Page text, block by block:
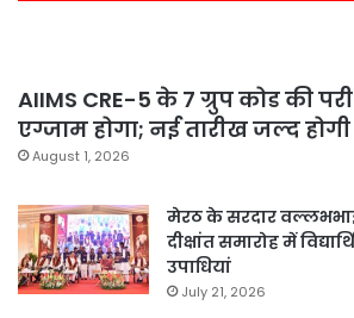
AIIMS CRE-5 के 7 ग्रुप कोड की
एग्जाम होगा; नई तारीख जल्द होगी
August 1, 2026
मेरठ के सरदार
दीक्षांत समारोह में
उपाधियां
July 21, 2026